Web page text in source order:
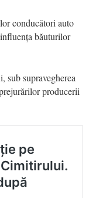
conducători auto
băuturilor
sub supravegherea
producerii